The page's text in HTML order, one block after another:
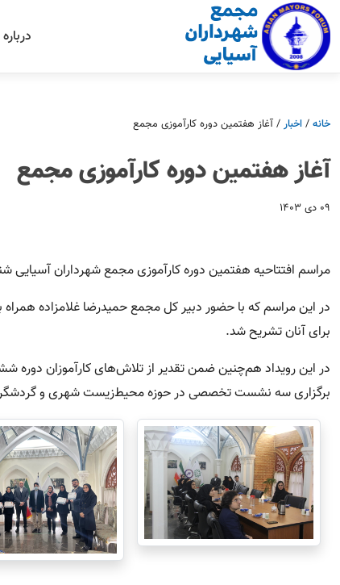
خانه / اخبار / آغاز هفتمین دوره کارآموزی مجمع
آغاز هفتمین دوره کارآموزی مجمع
۰۹ دی ۱۴۰۳
مراسم افتتاحيه هفتمین دوره كارآموزى مجمع شهرداران آسيايى شنبه ۸ دی ماه ۱۴۰۳ در دبیرخانه این سازمان
در اين مراسم كه با حضور دبير كل مجمع حميدرضا غلامزاده همراه
برای آنان تشریح شد.
در این رویداد هم‌‌چنین ضمن تقدير از تلاش‌های کارآموزان دوره
برگزاری سه نشست تخصصی در حوزه محیط‌زیست شهری و گردشگری